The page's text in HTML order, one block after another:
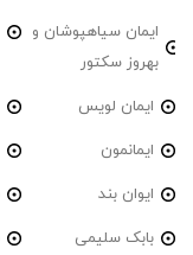
ایمان سیاهپوشان و
بهروز سکتور
ایمان لویس
ایمانمون
ایوان بند
بابک سلیمی